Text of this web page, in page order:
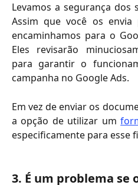
Levamos a segurança dos
Assim que você os
encaminhamos para o
Eles revisarão
para garantir o
campanha no Google Ads.
Em vez de enviar os
a opção de utilizar um
especificamente para esse
3. É um problema se